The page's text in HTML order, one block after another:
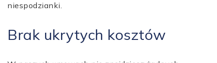
niespodzianki.
Brak ukrytych kosztów